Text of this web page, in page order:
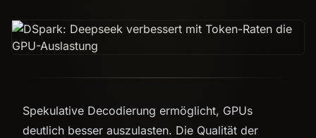
Spekulative Decodierung ermöglicht, GPUs
deutlich besser auszulasten. Die Qualität der